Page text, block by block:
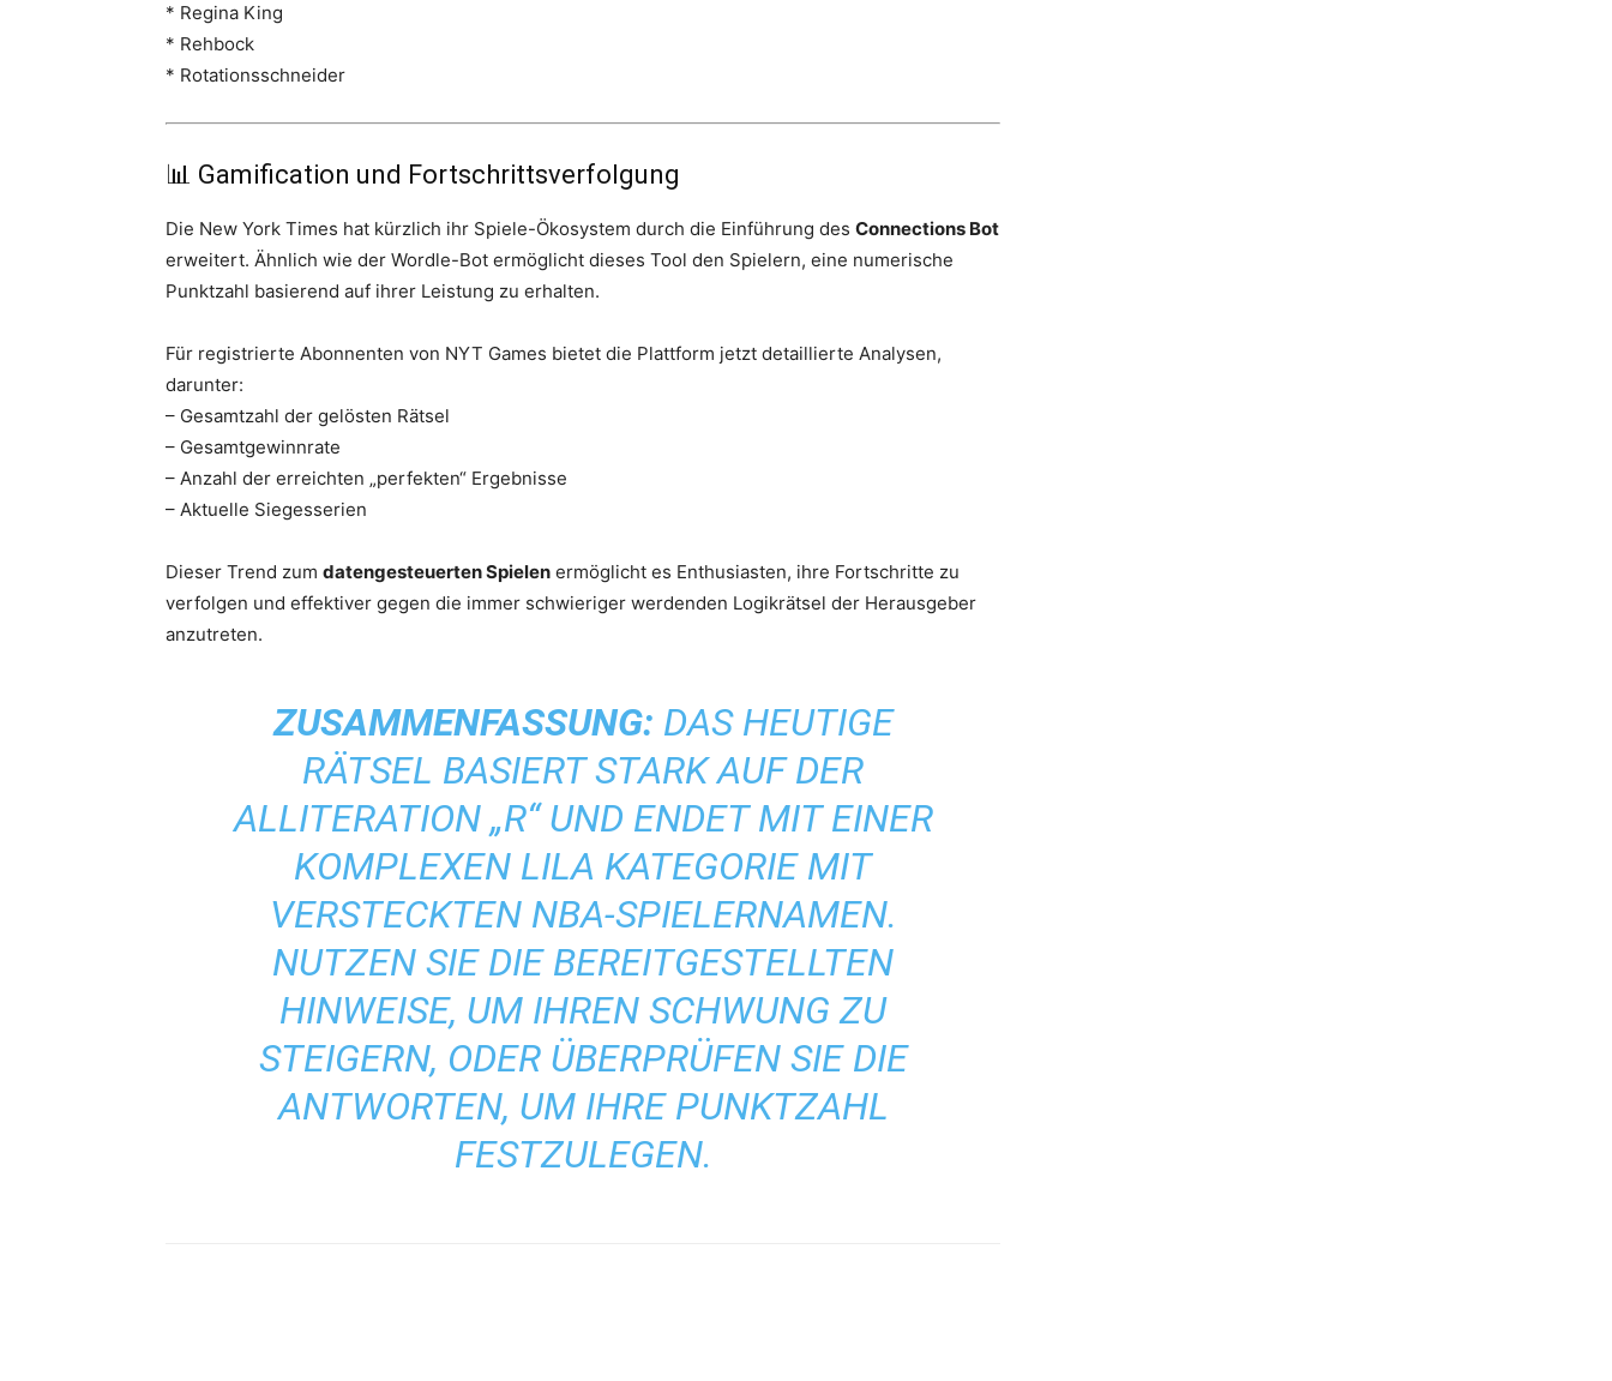
* Regina King
* Rehbock
* Rotationsschneider
📊 Gamification und Fortschrittsverfolgung
Die New York Times hat kürzlich ihr Spiele-Ökosystem durch die Einführung des Connections Bot
erweitert. Ähnlich wie der Wordle-Bot ermöglicht dieses Tool den Spielern, eine numerische
Punktzahl basierend auf ihrer Leistung zu erhalten.
Für registrierte Abonnenten von NYT Games bietet die Plattform jetzt detaillierte Analysen,
darunter:
– Gesamtzahl der gelösten Rätsel
– Gesamtgewinnrate
– Anzahl der erreichten „perfekten“ Ergebnisse
– Aktuelle Siegesserien
Dieser Trend zum datengesteuerten Spielen ermöglicht es Enthusiasten, ihre Fortschritte zu
verfolgen und effektiver gegen die immer schwieriger werdenden Logikrätsel der Herausgeber
anzutreten.
ZUSAMMENFASSUNG: DAS HEUTIGE
RÄTSEL BASIERT STARK AUF DER
ALLITERATION „R“ UND ENDET MIT EINER
KOMPLEXEN LILA KATEGORIE MIT
VERSTECKTEN NBA-SPIELERNAMEN.
NUTZEN SIE DIE BEREITGESTELLTEN
HINWEISE, UM IHREN SCHWUNG ZU
STEIGERN, ODER ÜBERPRÜFEN SIE DIE
ANTWORTEN, UM IHRE PUNKTZAHL
FESTZULEGEN.